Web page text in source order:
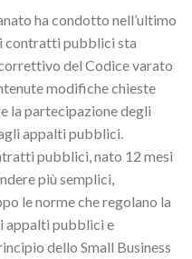
ha condotto nell’ultimo
contratti pubblici sta
del Codice varato
modifiche chieste
la partecipazione degli
appalti pubblici.
pubblici, nato 12 mesi
più semplici,
le norme che regolano la
appalti pubblici e
dello Small Business